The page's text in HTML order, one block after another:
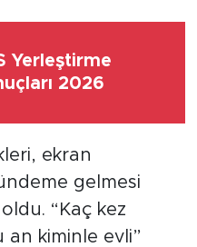
Yerleştirme
2026
ekran
gelmesi
“Kaç kez
an kiminle evli”